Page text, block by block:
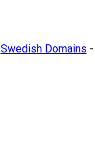
Swedish Domains -